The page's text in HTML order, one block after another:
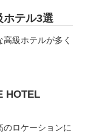
ホテル3選
級ホテルが多く
HOTEL
ロケーションに